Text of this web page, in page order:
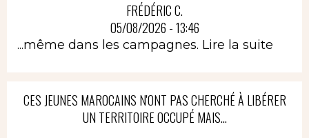
FRÉDÉRIC C.
05/08/2026 - 13:46
...même dans les campagnes. Lire la suite
CES JEUNES MAROCAINS N'ONT PAS CHERCHÉ À LIBÉRER
UN TERRITOIRE OCCUPÉ MAIS...